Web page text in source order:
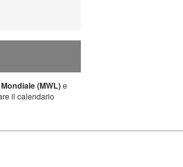
(MWL)e
il calendario